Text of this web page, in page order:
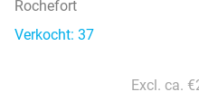
Rochefort
Verkocht: 37
Excl. ca.